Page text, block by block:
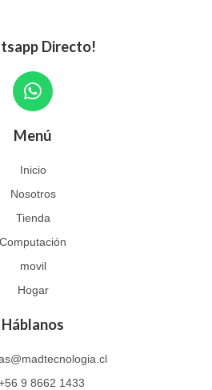
Directo!
W
h
t
s
a
p
p
Menú
Inicio
Nosotros
Tienda
Computación
movil
Hogar
Háblanos
9 8662 1433